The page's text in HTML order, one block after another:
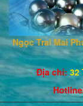
Ngọc Trai Mai
Địa chỉ: 32
Hotline